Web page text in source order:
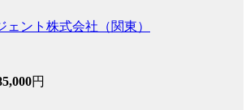
ェント株式会社（関東）
円